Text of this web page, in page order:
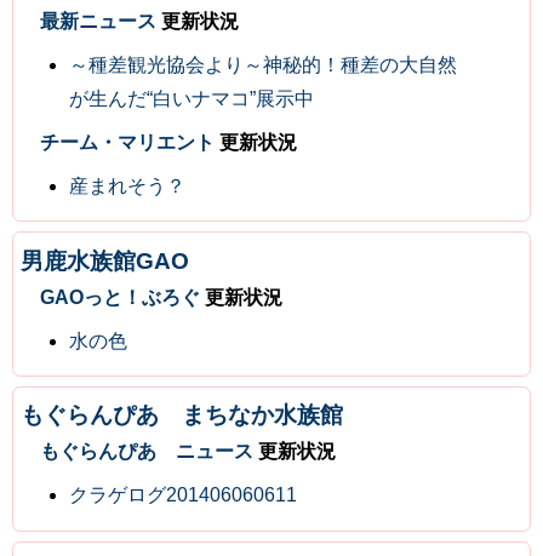
最新ニュース 更新状況
～種差観光協会より～神秘的！種差の大自然
が生んだ“白いナマコ”展示中
チーム・マリエント 更新状況
産まれそう？
男鹿水族館GAO
GAOっと！ぶろぐ 更新状況
水の色
もぐらんぴあ まちなか水族館
もぐらんぴあ ニュース 更新状況
クラゲログ201406060611